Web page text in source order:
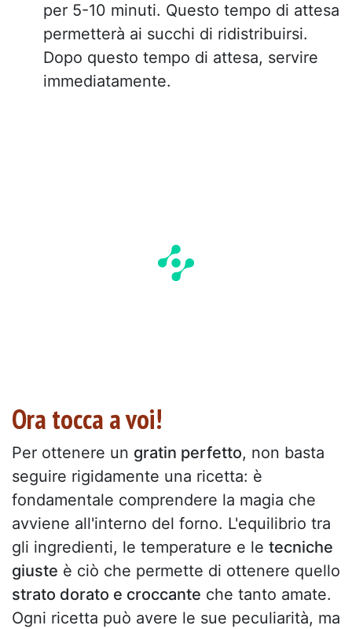
per 5-10 minuti. Questo tempo di attesa
permetterà ai succhi di ridistribuirsi.
Dopo questo tempo di attesa, servire
immediatamente.
Ora tocca a voi!
Per ottenere un gratin perfetto, non basta
seguire rigidamente una ricetta: è
fondamentale comprendere la magia che
avviene all'interno del forno. L'equilibrio tra
gli ingredienti, le temperature e le tecniche
giuste è ciò che permette di ottenere quello
strato dorato e croccante che tanto amate.
Ogni ricetta può avere le sue peculiarità, ma